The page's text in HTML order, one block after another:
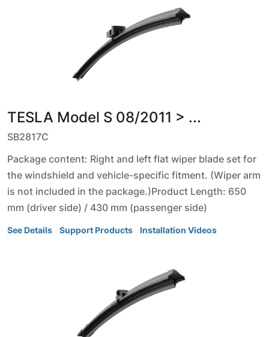
TESLA Model S 08/2011 > ...
SB2817C
Package content: Right and left flat wiper blade set for
the windshield and vehicle-specific fitment. (Wiper arm
is not included in the package.)Product Length: 650
mm (driver side) / 430 mm (passenger side)
See Details Support Products Installation Videos